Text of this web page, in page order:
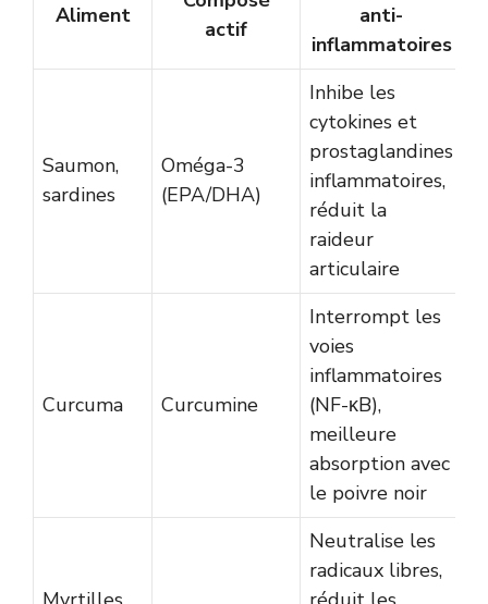
Aliment
actif
anti-
inflammatoires
Saumon,
sardines
Oméga-3
(EPA/DHA)
Inhibe les
cytokines et
prostaglandines
inflammatoires,
réduit la
raideur
articulaire
Curcuma Curcumine
Interrompt les
voies
inflammatoires
(NF-κB),
meilleure
absorption avec
le poivre noir
Neutralise les
radicaux libres,